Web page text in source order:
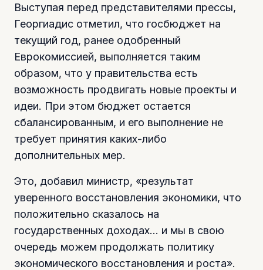
Выступая перед представителями прессы,
Георгиадис отметил, что госбюджет на
текущий год, ранее одобренный
Еврокомиссией, выполняется таким
образом, что у правительства есть
возможность продвигать новые проекты и
идеи. При этом бюджет остается
сбалансированным, и его выполнение не
требует принятия каких-либо
дополнительных мер.
Это, добавил министр, «результат
уверенного восстановления экономики, что
положительно сказалось на
государственных доходах… и мы в свою
очередь можем продолжать политику
экономического восстановления и роста».